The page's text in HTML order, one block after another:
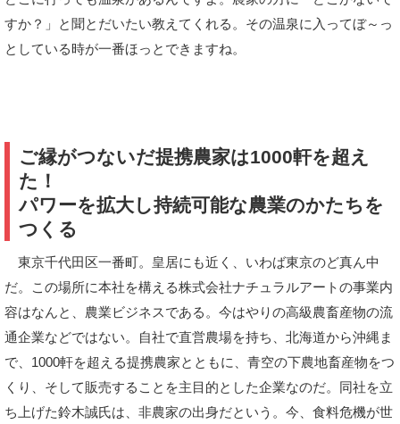
すか？」と聞とだいたい教えてくれる。その温泉に入ってぼ～っ
としている時が一番ほっとできますね。
ご縁がつないだ提携農家は1000軒を超え
た！
パワーを拡大し持続可能な農業のかたちを
つくる
東京千代田区一番町。皇居にも近く、いわば東京のど真ん中
だ。この場所に本社を構える株式会社ナチュラルアートの事業内
容はなんと、農業ビジネスである。今はやりの高級農畜産物の流
通企業などではない。自社で直営農場を持ち、北海道から沖縄ま
で、1000軒を超える提携農家とともに、青空の下農地畜産物をつ
くり、そして販売することを主目的とした企業なのだ。同社を立
ち上げた鈴木誠氏は、非農家の出身だという。今、食料危機が世